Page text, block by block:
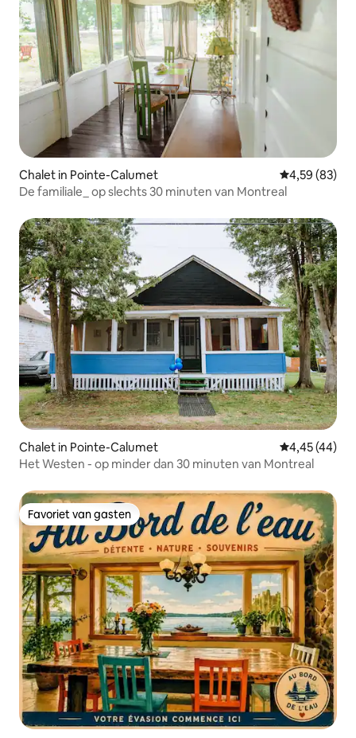
Chalet in Pointe-Calumet Gemiddelde
4,59 (83)
De familiale_ op slechts 30 minuten van Montreal
Chalet in Pointe-Calumet Gemiddelde
4,45 (44)
Het Westen - op minder dan 30 minuten van Montreal
Favoriet van gasten
Favoriet van gasten